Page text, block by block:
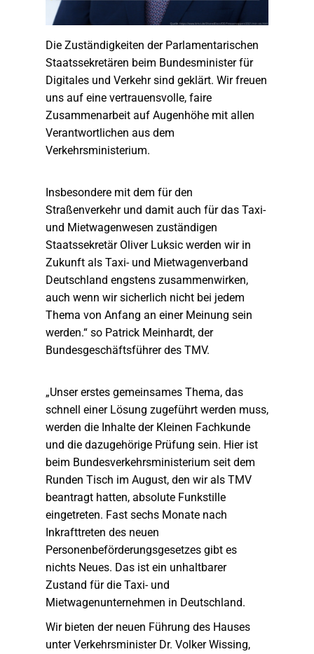
Die Zuständigkeiten der Parlamentarischen
Staatssekretären beim Bundesminister für
Digitales und Verkehr sind geklärt. Wir freuen
uns auf eine vertrauensvolle, faire
Zusammenarbeit auf Augenhöhe mit allen
Verantwortlichen aus dem
Verkehrsministerium.
Insbesondere mit dem für den
Straßenverkehr und damit auch für das Taxi-
und Mietwagenwesen zuständigen
Staatssekretär Oliver Luksic werden wir in
Zukunft als Taxi- und Mietwagenverband
Deutschland engstens zusammenwirken,
auch wenn wir sicherlich nicht bei jedem
Thema von Anfang an einer Meinung sein
werden.“ so Patrick Meinhardt, der
Bundesgeschäftsführer des TMV.
„Unser erstes gemeinsames Thema, das
schnell einer Lösung zugeführt werden muss,
werden die Inhalte der Kleinen Fachkunde
und die dazugehörige Prüfung sein. Hier ist
beim Bundesverkehrsministerium seit dem
Runden Tisch im August, den wir als TMV
beantragt hatten, absolute Funkstille
eingetreten. Fast sechs Monate nach
Inkrafttreten des neuen
Personenbeförderungsgesetzes gibt es
nichts Neues. Das ist ein unhaltbarer
Zustand für die Taxi- und
Mietwagenunternehmen in Deutschland.
Wir bieten der neuen Führung des Hauses
unter Verkehrsminister Dr. Volker Wissing,